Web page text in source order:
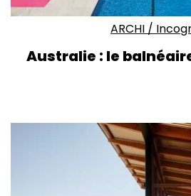
ARCHI /
Australie : le